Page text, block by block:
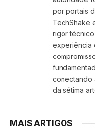
por portais
TechShake
rigor
experiência
conectando
da sétima
MAIS ARTIGOS